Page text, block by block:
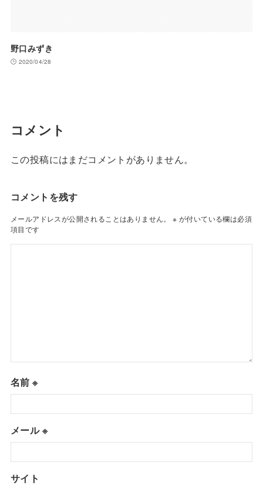
野口みずき
2020/04/28
コメント
この投稿にはまだコメントがありません。
コメントを残す
メールアドレスが公開されることはありません。 ※ が付いている欄は必須
項目です
名前※
メール※
サイト